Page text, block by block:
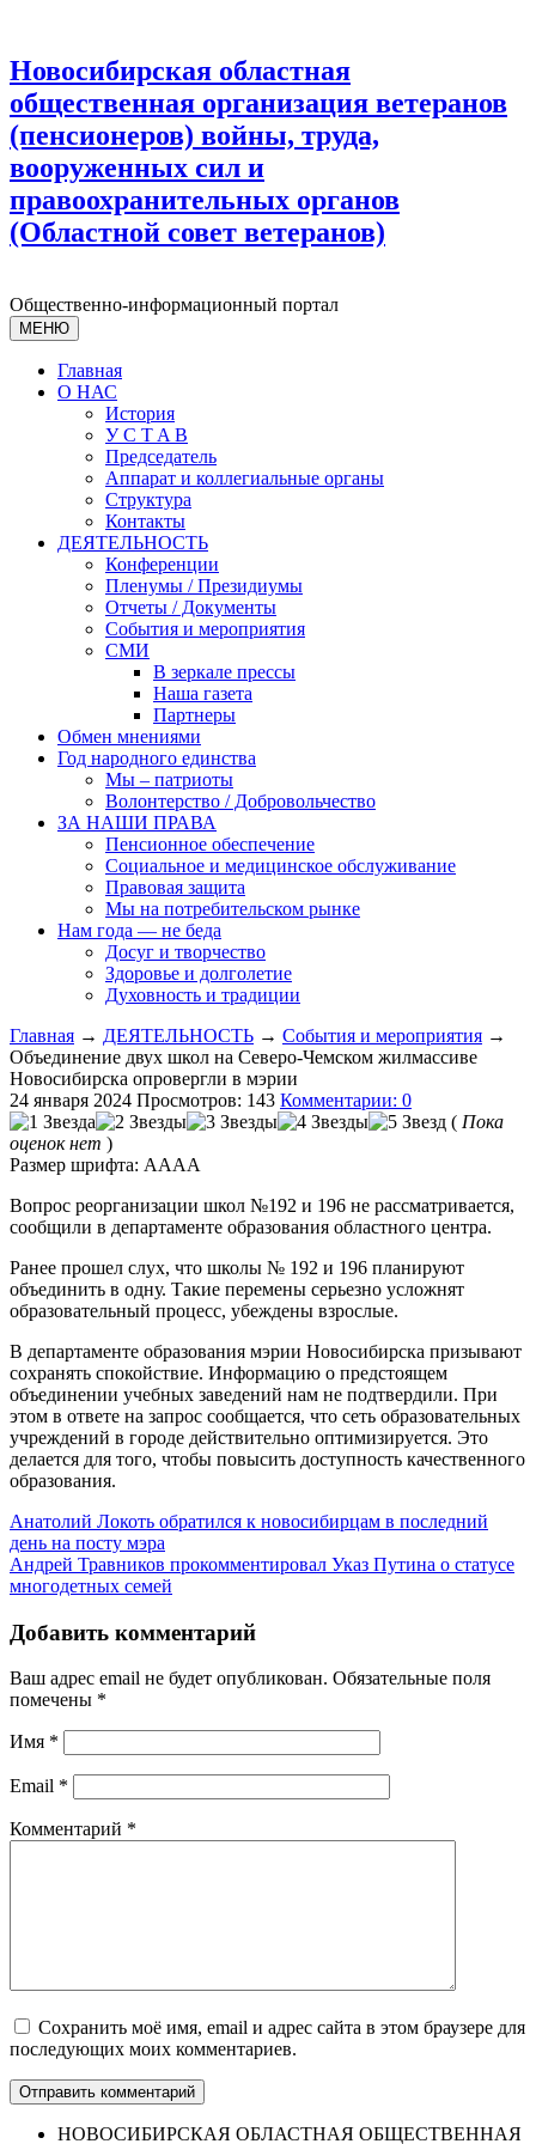
Новосибирская областная
общественная организация ветеранов
(пенсионеров) войны, труда,
вооруженных сил и
правоохранительных органов
(Областной совет ветеранов)
Общественно-информационный портал
МЕНЮ
Главная
О НАС
История
У С T A B
Председатель
Аппарат и коллегиальные органы
Структура
Контакты
ДЕЯТЕЛЬНОСТЬ
Конференции
Пленумы / Президиумы
Отчеты / Документы
События и мероприятия
СМИ
В зеркале прессы
Наша газета
Партнеры
Обмен мнениями
Год народного единства
Мы – патриоты
Волонтерство / Добровольчество
ЗА НАШИ ПРАВА
Пенсионное обеспечение
Социальное и медицинское обслуживание
Правовая защита
Мы на потребительском рынке
Нам года — не беда
Досуг и творчество
Здоровье и долголетие
Духовность и традиции
Главная → ДЕЯТЕЛЬНОСТЬ → События и мероприятия →
Объединение двух школ на Северо-Чемском жилмассиве
Новосибирска опровергли в мэрии
24 января 2024 Просмотров: 143 Комментарии: 0
( Пока
оценок нет )
Размер шрифта: AAAA
Вопрос реорганизации школ №192 и 196 не рассматривается,
сообщили в департаменте образования областного центра.
Ранее прошел слух, что школы № 192 и 196 планируют
объединить в одну. Такие перемены серьезно усложнят
образовательный процесс, убеждены взрослые.
В департаменте образования мэрии Новосибирска призывают
сохранять спокойствие. Информацию о предстоящем
объединении учебных заведений нам не подтвердили. При
этом в ответе на запрос сообщается, что сеть образовательных
учреждений в городе действительно оптимизируется. Это
делается для того, чтобы повысить доступность качественного
образования.
Анатолий Локоть обратился к новосибирцам в последний
день на посту мэра
Андрей Травников прокомментировал Указ Путина о статусе
многодетных семей
Добавить комментарий
Ваш адрес email не будет опубликован. Обязательные поля
помечены *
Имя *
Email *
Комментарий *
Сохранить моё имя, email и адрес сайта в этом браузере для
последующих моих комментариев.
НОВОСИБИРСКАЯ ОБЛАСТНАЯ ОБЩЕСТВЕННАЯ